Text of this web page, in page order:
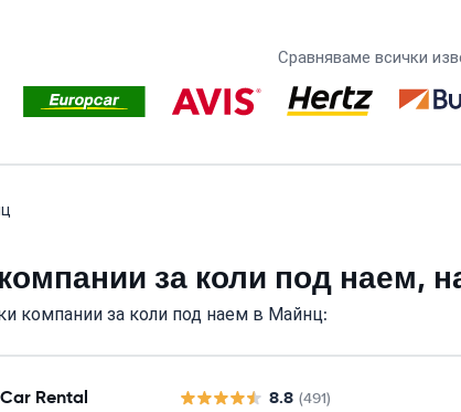
Сравняваме всички
за коли под наем,
компании за коли под наем в Майнц:
Rental 8.8 (491)